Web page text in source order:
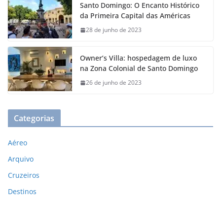
Santo Domingo: O Encanto Histórico
da Primeira Capital das Américas
28 de junho de 2023
Owner’s Villa: hospedagem de luxo
na Zona Colonial de Santo Domingo
26 de junho de 2023
Categorias
Aéreo
Arquivo
Cruzeiros
Destinos